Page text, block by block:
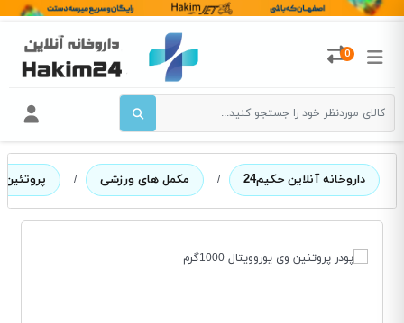
0
داروخانه آنلاین حکیم24 / مکمل های ورزشی / پروتئین